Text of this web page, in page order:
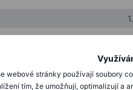
webové stránky používají soubory
tím, že umožňují, optimalizují a